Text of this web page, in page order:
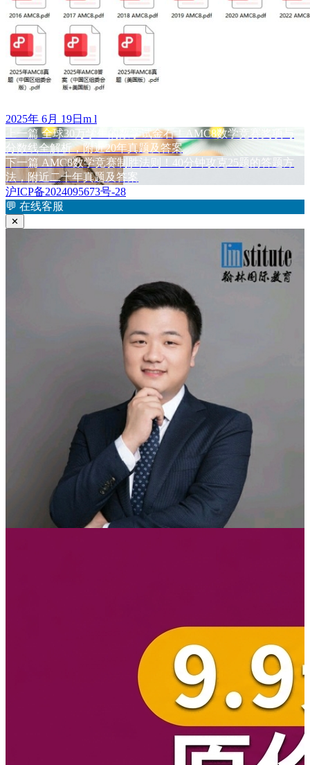
发
于
2025年 6月 19日 作
m l
文
章
导
航
上一篇 上
篇
文
章：
全球30万学生的数学试金石！AMC8数学竞赛奖项与
分数线全解析，附近20年真题及答案
下一篇 下
篇
文
章：
AMC8数学竞赛制胜法则！40分钟攻克25题的答题方
法，附近二十年真题及答案
沪ICP备2024095673号-28
💬 在线客服
✕